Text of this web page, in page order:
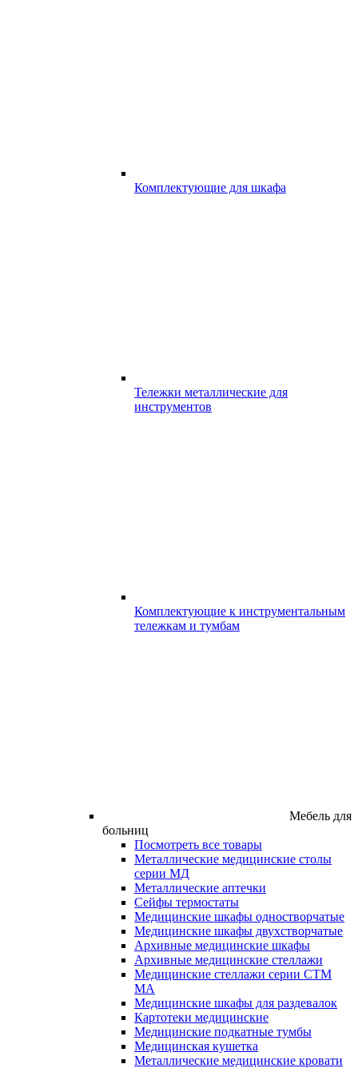
Комплектующие для шкафа
Тележки металлические для
инструментов
Комплектующие к инструментальным
тележкам и тумбам
Мебель для
больниц
Посмотреть все товары
Металлические медицинские столы
серии МД
Металлические аптечки
Сейфы термостаты
Медицинские шкафы одностворчатые
Медицинские шкафы двухстворчатые
Архивные медицинские шкафы
Архивные медицинские стеллажи
Медицинские стеллажи серии СТМ
МА
Медицинские шкафы для раздевалок
Картотеки медицинские
Медицинские подкатные тумбы
Медицинская кушетка
Металлические медицинские кровати